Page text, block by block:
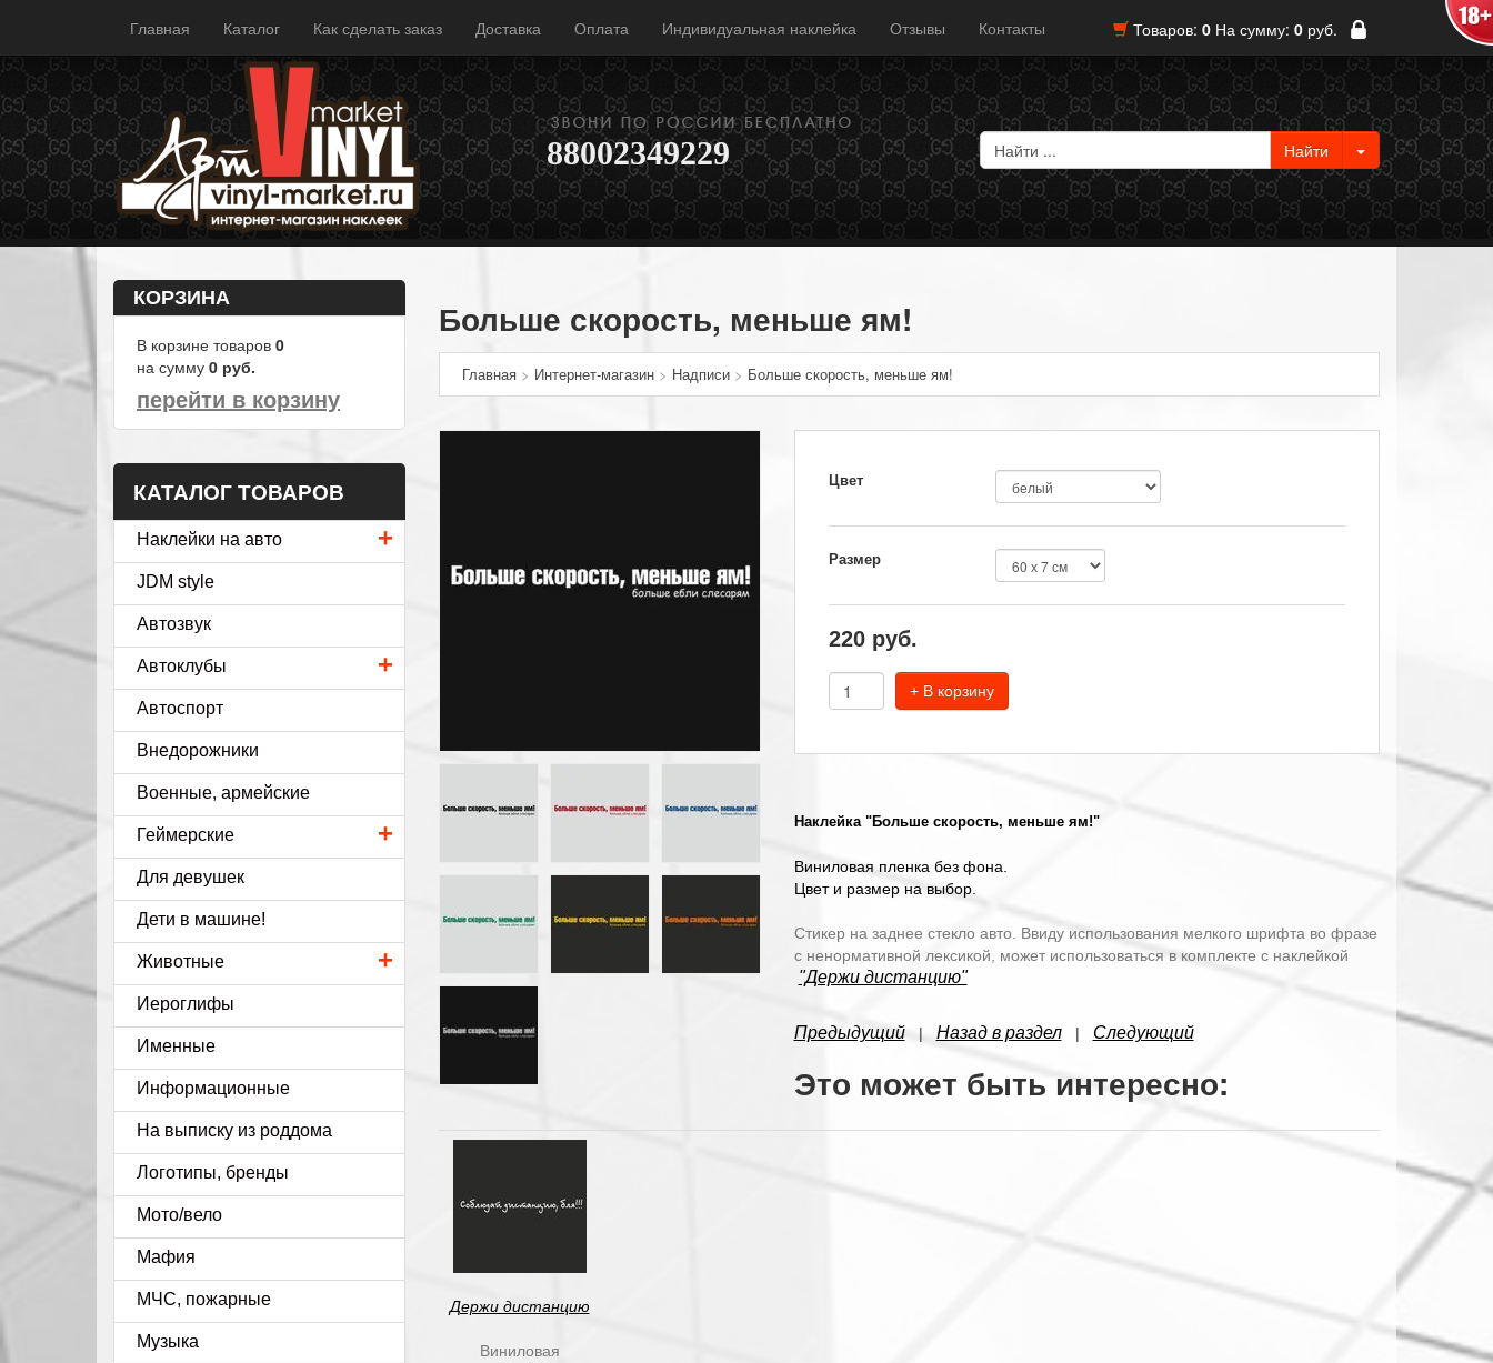
Товаров: 0 На сумму: 0 руб.
Главная Каталог Как сделать заказ Доставка Оплата Индивидуальная наклейка Отзывы Контакты
88002349229
Больше скорость, меньше ям!
Главная> Интернет-магазин> Надписи> Больше скорость, меньше ям!
Цвет
Размер
220руб.
+ В корзину
Наклейка "Больше скорость, меньше ям!"
Виниловая пленка без фона.
Цвет и размер на выбор.
Стикер на заднее стекло авто. Ввиду использования мелкого шрифта во фразе
с ненормативной лексикой, может использоваться в комплекте с наклейкой
"Держи дистанцию"
Предыдущий| Назад в раздел| Следующий
Это может быть интересно:
Держи дистанцию
Виниловая
КОРЗИНА
В корзине товаров 0
на сумму 0 руб.
перейти в корзину
КАТАЛОГ ТОВАРОВ
+
Наклейки на авто
JDM style
Автозвук
+
Автоклубы
Автоспорт
Внедорожники
Военные, армейские
+
Геймерские
Для девушек
Дети в машине!
+
Животные
Иероглифы
Именные
Информационные
На выписку из роддома
Логотипы, бренды
Мото/вело
Мафия
МЧС, пожарные
Музыка